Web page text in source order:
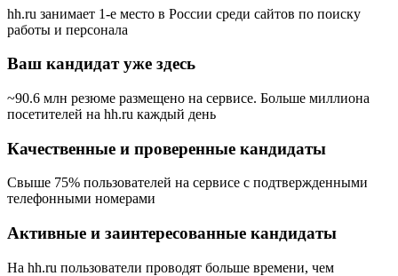
hh.ru занимает 1-е место в России среди сайтов по поиску
работы и персонала
Ваш кандидат уже здесь
~90.6 млн резюме размещено на сервисе. Больше миллиона
посетителей на hh.ru каждый день
Качественные и проверенные кандидаты
Свыше 75% пользователей на сервисе с подтвержденными
телефонными номерами
Активные и заинтересованные кандидаты
На hh.ru пользователи проводят больше времени, чем